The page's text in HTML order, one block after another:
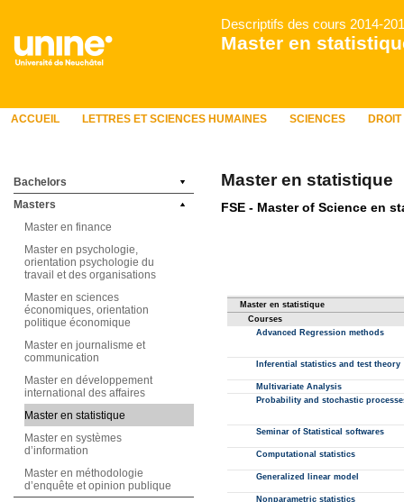
Descriptifs des cours 2014-
Master en
ACCUEIL LETTRES ET SCIENCES HUMAINES SCIENCES DROIT
Bachelors
Masters
Master en finance
Master en psychologie,
orientation psychologie du
travail et des organisations
Master en sciences
économiques, orientation
politique économique
Master en journalisme et
communication
Master en développement
international des affaires
Master en statistique
Master en systèmes
d’information
Master en méthodologie
d’enquête et opinion publique
Master en statistique